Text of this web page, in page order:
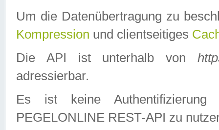
Um die Datenübertragung zu
Kompression und clientseitiges
Die API ist unterhalb von
adressierbar.
Es ist keine
PEGELONLINE REST-API zu